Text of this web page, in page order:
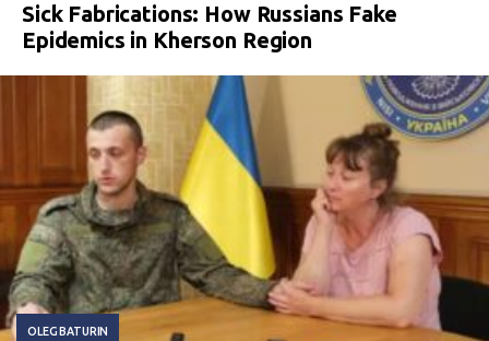
Sick Fabrications: How Russians Fake
Epidemics in Kherson Region
OLEG BATURIN